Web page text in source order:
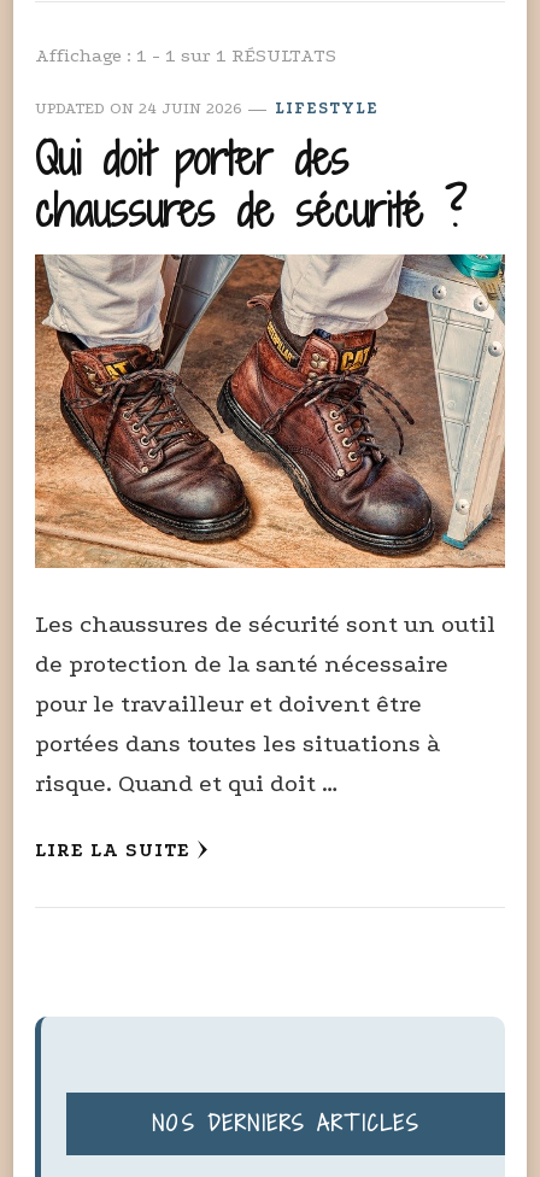
Affichage : 1 - 1 sur 1 RÉSULTATS
UPDATED ON 24 JUIN 2026 LIFESTYLE
Qui doit porter des
chaussures de sécurité ?
Les chaussures de sécurité sont un outil
de protection de la santé nécessaire
pour le travailleur et doivent être
portées dans toutes les situations à
risque. Quand et qui doit …
LIRE LA SUITE
NOS DERNIERS ARTICLES